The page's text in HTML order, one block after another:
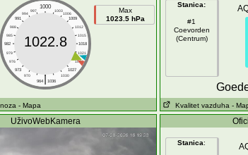
1000
997 1003
994
1006
991
1009
988
1012
985
1015
982
1018
979
1021
976
1024
973
1027
970
1030
|
964 1036
1022.8
Max
1023.5 hPa
- Mapa
Stanica:
#1
Coevorden
(Centrum)
Kvalitet vazduha -
UživoWebKamera
Stanica: